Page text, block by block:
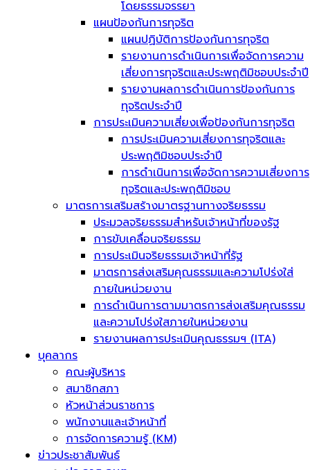
โดยธรรมจรรยา
แผนป้องกันการทุจริต
แผนปฏิบัติการป้องกันการทุจริต
รายงานการดำเนินการเพื่อจัดการความ
เสี่ยงการทุจริตและประพฤติมิชอบประจำปี
รายงานผลการดำเนินการป้องกันการ
ทุจริตประจำปี
การประเมินความเสี่ยงเพื่อป้องกันการทุจริต
การประเมินความเสี่ยงการทุจริตและ
ประพฤติมิชอบประจำปี
การดำเนินการเพื่อจัดการความเสี่ยงการ
ทุจริตและประพฤติมิชอบ
มาตรการเสริมสร้างมาตรฐานทางจริยธรรม
ประมวลจริยธรรมสำหรับเจ้าหน้าที่ของรัฐ
การขับเคลื่อนจริยธรรม
การประเมินจริยธรรมเจ้าหน้าที่รัฐ
มาตรการส่งเสริมคุณธรรมและความโปร่งใส่
ภายในหน่วยงาน
การดำเนินการตามมาตรการส่งเสริมคุณธรรม
และความโปร่งใสภายในหน่วยงาน
รายงานผลการประเมินคุณธรรมฯ (ITA)
บุคลากร
คณะผู้บริหาร
สมาชิกสภา
หัวหน้าส่วนราชการ
พนักงานและเจ้าหน้าที่
การจัดการความรู้ (KM)
ข่าวประชาสัมพันธ์